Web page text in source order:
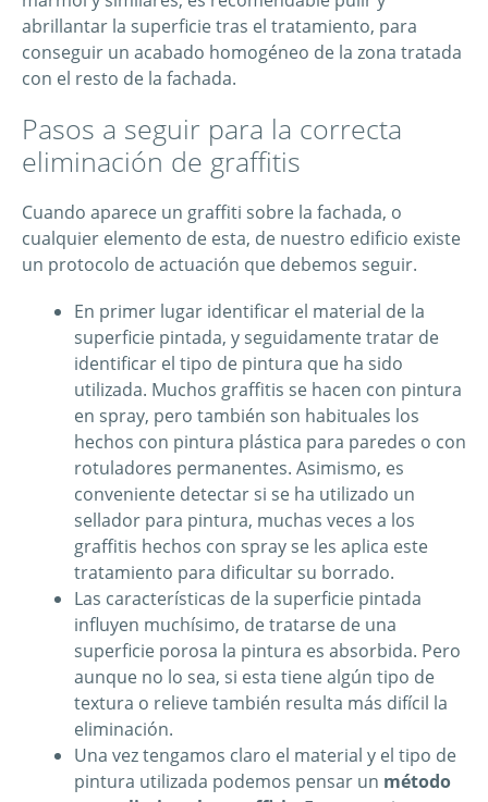
abrillantar la superficie tras el tratamiento, para
conseguir un acabado homogéneo de la zona tratada
con el resto de la fachada.
Pasos a seguir para la correcta
eliminación de graffitis
Cuando aparece un graffiti sobre la fachada, o
cualquier elemento de esta, de nuestro edificio existe
un protocolo de actuación que debemos seguir.
En primer lugar identificar el material de la
superficie pintada, y seguidamente tratar de
identificar el tipo de pintura que ha sido
utilizada. Muchos graffitis se hacen con pintura
en spray, pero también son habituales los
hechos con pintura plástica para paredes o con
rotuladores permanentes. Asimismo, es
conveniente detectar si se ha utilizado un
sellador para pintura, muchas veces a los
graffitis hechos con spray se les aplica este
tratamiento para dificultar su borrado.
Las características de la superficie pintada
influyen muchísimo, de tratarse de una
superficie porosa la pintura es absorbida. Pero
aunque no lo sea, si esta tiene algún tipo de
textura o relieve también resulta más difícil la
eliminación.
Una vez tengamos claro el material y el tipo de
pintura utilizada podemos pensar un método